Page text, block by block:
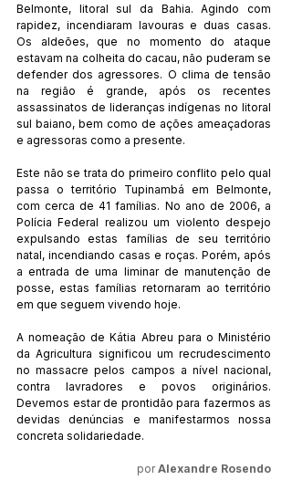
Belmonte, litoral sul da Bahia. Agindo com
rapidez, incendiaram lavouras e duas casas.
Os aldeões, que no momento do ataque
estavam na colheita do cacau, não puderam se
defender dos agressores. O clima de tensão
na região é grande, após os recentes
assassinatos de lideranças indígenas no litoral
sul baiano, bem como de ações ameaçadoras
e agressoras como a presente.
Este não se trata do primeiro conflito pelo qual
passa o território Tupinambá em Belmonte,
com cerca de 41 famílias. No ano de 2006, a
Polícia Federal realizou um violento despejo
expulsando estas famílias de seu território
natal, incendiando casas e roças. Porém, após
a entrada de uma liminar de manutenção de
posse, estas famílias retornaram ao território
em que seguem vivendo hoje.
A nomeação de Kátia Abreu para o Ministério
da Agricultura significou um recrudescimento
no massacre pelos campos a nível nacional,
contra lavradores e povos originários.
Devemos estar de prontidão para fazermos as
devidas denúncias e manifestarmos nossa
concreta solidariedade.
por Alexandre Rosendo